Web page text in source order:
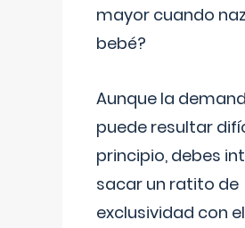
mayor cuando
bebé?
Aunque la
puede resultar
principio, debes
sacar un ratito de
exclusividad con el